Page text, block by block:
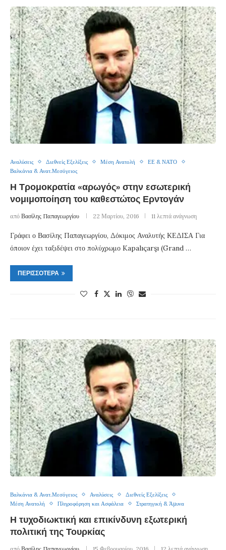
Αναλύσεις Διεθνείς Εξελίξεις Μέση Ανατολή
ΕΕ & ΝΑΤΟ
Βαλκάνια & Ανατ.Μεσόγειος
Η Τρομοκρατία «αρωγός» στην εσωτερική
νομιμοποίηση του καθεστώτος Ερντογάν
από Βασίλης Παπαγεωργίου 22 Μαρτίου, 2016 11 λεπτά ανάγνωση
Γράφει ο Βασίλης Παπαγεωργίου, Δόκιμος Αναλυτής ΚΕΔΙΣΑ Για
όποιον έχει ταξιδέψει στο πολύχρωμο Kapalıçarşı (Grand …
ΠΕΡΙΣΣΌΤΕΡΑ
Βαλκάνια & Ανατ.Μεσόγειος Αναλύσεις
Διεθνείς Εξελίξεις
Μέση Ανατολή
Πληροφόρηση και Ασφάλεια Στρατηγική & Άμυνα
Η τυχοδιωκτική και επικίνδυνη εξωτερική
πολιτική της Τουρκίας